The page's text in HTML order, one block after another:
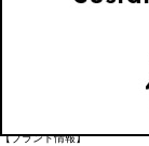
【ブランド情報】